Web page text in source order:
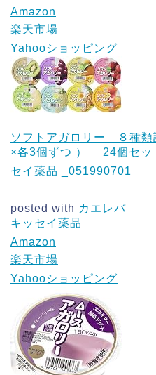
Amazon
楽天市場
Yahooショッピング
ソフトアガロリー ８種
×各3個ずつ ） 24個セッ
セイ薬品 _051990701
posted with カエレバ
キッセイ薬品
Amazon
楽天市場
Yahooショッピング